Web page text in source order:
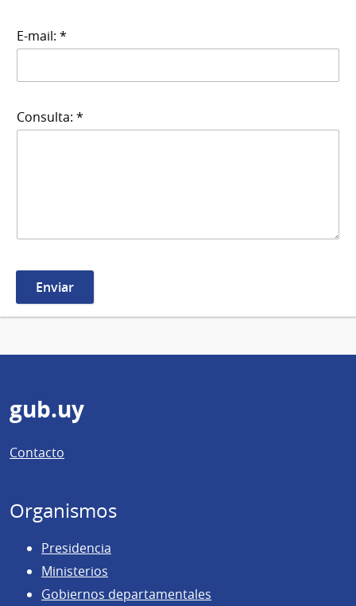
E-mail: *
Consulta: *
Pie
de
página
gub.uy
Contacto
Organismos
Presidencia
Ministerios
Gobiernos departamentales